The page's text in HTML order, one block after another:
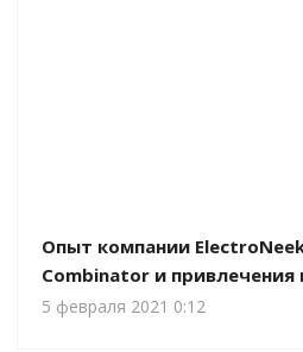
Опыт компании
Combinator и
5 февраля 2021 0:12